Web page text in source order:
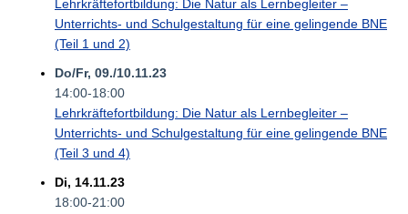
Lehrkräftefortbildung: Die Natur als Lernbegleiter –
Unterrichts- und Schulgestaltung für eine gelingende BNE
(Teil 1 und 2)
Do/Fr, 09./10.11.23
14:00-18:00
Lehrkräftefortbildung: Die Natur als Lernbegleiter –
Unterrichts- und Schulgestaltung für eine gelingende BNE
(Teil 3 und 4)
Di, 14.11.23
18:00-21:00